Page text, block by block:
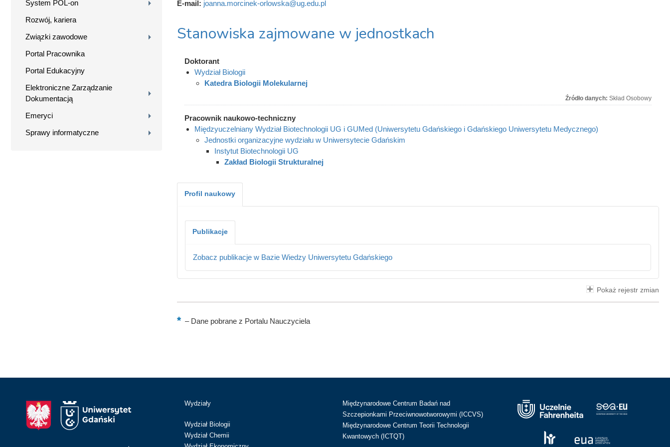
System POL-on
Rozwój, kariera
Związki zawodowe
Portal Pracownika
Portal Edukacyjny
Elektroniczne Zarządzanie
Dokumentacją
Emeryci
Sprawy informatyczne
E-mail: joanna.morcinek-orlowska@ug.edu.pl
Stanowiska zajmowane w jednostkach
Doktorant
Wydział Biologii
Katedra Biologii Molekularnej
Źródło danych: Skład Osobowy
Pracownik naukowo-techniczny
Międzyuczelniany Wydział Biotechnologii UG i GUMed (Uniwersytetu Gdańskiego i Gdańskiego Uniwersytetu Medycznego)
Jednostki organizacyjne wydziału w Uniwersytecie Gdańskim
Instytut Biotechnologii UG
Zakład Biologii Strukturalnej
Profil naukowy
Publikacje
Zobacz publikacje w Bazie Wiedzy Uniwersytetu Gdańskiego
Pokaż rejestr zmian
–Dane pobrane z Portalu Nauczyciela
Wydziały
Wydział Biologii
Wydział Chemii
Międzynarodowe Centrum Badań nad
Szczepionkami Przeciwnowotworowymi (ICCVS)
Międzynarodowe Centrum Teorii Technologii
Kwantowych (ICTQT)